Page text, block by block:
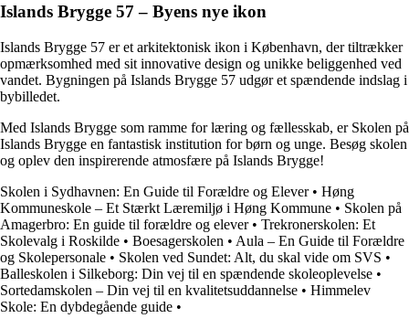
Islands Brygge 57 – Byens nye ikon
Islands Brygge 57 er et arkitektonisk ikon i København, der tiltrækker
opmærksomhed med sit innovative design og unikke beliggenhed ved
vandet. Bygningen på Islands Brygge 57 udgør et spændende indslag i
bybilledet.
Med Islands Brygge som ramme for læring og fællesskab, er Skolen på
Islands Brygge en fantastisk institution for børn og unge. Besøg skolen
og oplev den inspirerende atmosfære på Islands Brygge!
Skolen i Sydhavnen: En Guide til Forældre og Elever• Høng
Kommuneskole – Et Stærkt Læremiljø i Høng Kommune • Skolen på
Amagerbro: En guide til forældre og elever• Trekronerskolen: Et
Skolevalg i Roskilde • Boesagerskolen • Aula – En Guide til Forældre
og Skolepersonale • Skolen ved Sundet: Alt, du skal vide om SVS •
Balleskolen i Silkeborg: Din vej til en spændende skoleoplevelse •
Sortedamskolen – Din vej til en kvalitetsuddannelse • Himmelev
Skole: En dybdegående guide •